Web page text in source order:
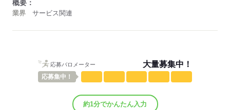
概要：
業界 サービス関連
応募バロメーター 大量募集中！
応募集中！
約1分でかんたん入力